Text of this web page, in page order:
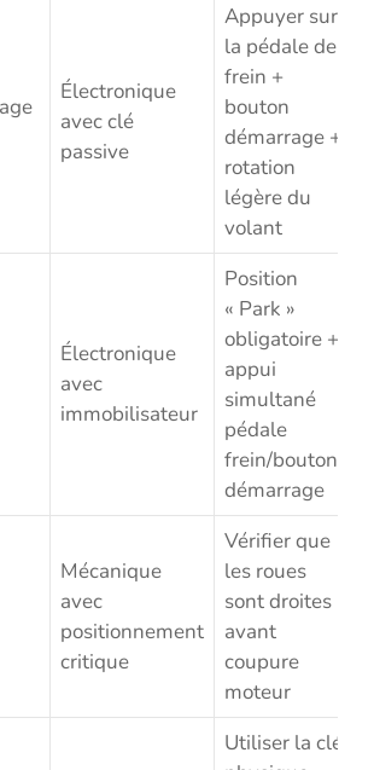
Électronique
avec clé
passive
Appuyer sur
la pédale de
frein +
bouton
démarrage +
rotation
légère du
volant
Électronique
avec
immobilisateur
Position
« Park »
obligatoire +
appui
simultané
pédale
frein/bouton
démarrage
Mécanique
avec
positionnement
critique
Vérifier que
les roues
sont droites
avant
coupure
moteur
Utiliser la clé